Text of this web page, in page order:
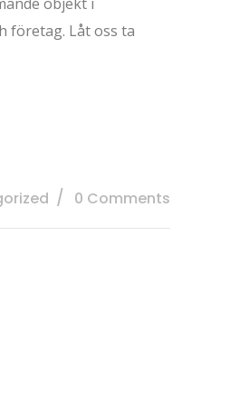
företag. Låt oss ta
0 Comments